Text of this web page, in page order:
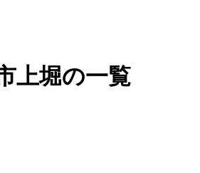
上堀の一覧